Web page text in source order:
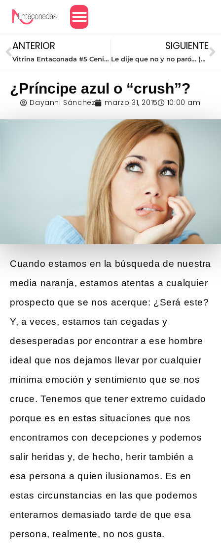
ANTERIOR
Vitrina Entaconada #5 Cenicienta
SIGUIENTE
Le dije que no y no paró… (Primera parte)
¿Príncipe azul o “crush”?
Dayanni Sánchez marzo 31, 2015 10:00 am
Cuando estamos en la búsqueda de nuestra
media naranja, estamos atentas a cualquier
prospecto que se nos acerque: ¿Será este?
Y, a veces, estamos tan cegadas y
desesperadas por encontrar a ese hombre
ideal que nos dejamos llevar por cualquier
mínima emoción y sentimiento que se nos
cruce. Tenemos que tener extremo cuidado
porque es en estas situaciones que nos
encontramos con decepciones y podemos
salir heridas y, de hecho, herir también a
esa persona a quien ilusionamos. Es en
estas circunstancias en las que podemos
enterarnos demasiado tarde de que esa
persona, realmente, no nos gusta.